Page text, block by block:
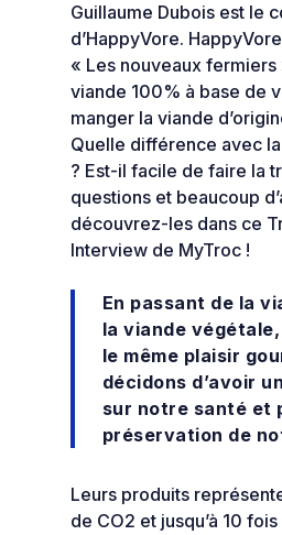
Guillaume Dubois est le
d’HappyVore.
« Les nouveaux
viande 100% à base de
manger la viande
Quelle différence avec
? Est-il facile de faire la
questions et beaucoup
découvrez-les dans ce
Interview de MyTroc !
En passant de la
la viande
le même plaisir
décidons d’avoir
sur notre santé et
préservation de
Leurs produits
de CO2 et jusqu’à 10